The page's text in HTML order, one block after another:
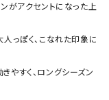
ンがアクセントになった上
人っぽく、こなれた印象に
やすく、ロングシーズン